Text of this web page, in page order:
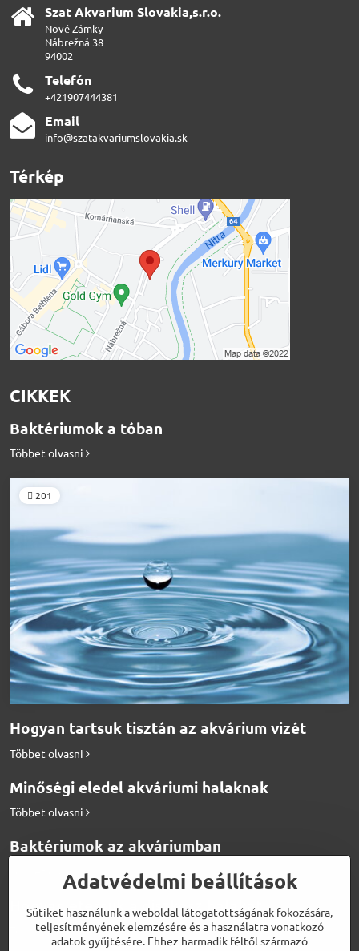
Szat Akvarium Slovakia,s​.r​.o​.
Nové Zámky
Nábrežná 38
94002
Telefón
+421907444381
Email
info@szatakvariumslovakia.sk
Térkép
CIKKEK
Baktériumok a tóban
Többet olvasni
201
Hogyan tartsuk tisztán az akvárium vizét
Többet olvasni
Minőségi eledel akváriumi halaknak
Többet olvasni
Baktériumok az akváriumban
Hogyan etessük a diszkosz halakat
Többet olvasni
Adatvédelmi beállítások
Sütiket használunk a weboldal látogatottságának fokozására,
teljesítményének elemzésére és a használatra vonatkozó
adatok gyűjtésére. Ehhez harmadik féltől származó